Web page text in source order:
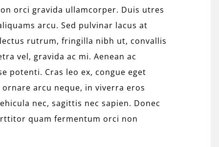
orci gravida ullamcorper. Duis utres
arcu. Sed pulvinar lacus at
rutrum, fringilla nibh ut, convallis
vel, gravida ac mi. Aenean ac
potenti. Cras leo ex, congue eget
arcu neque, in viverra eros
nec, sagittis nec sapien. Donec
quam fermentum orci non